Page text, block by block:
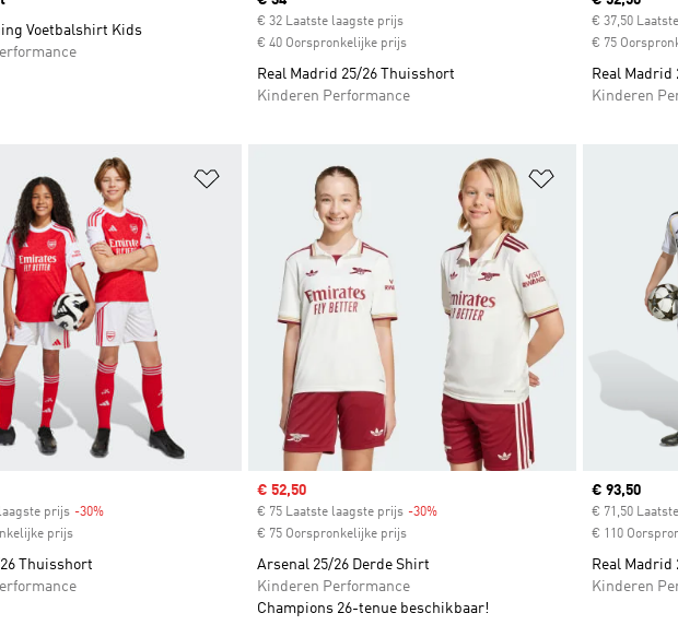
Voetbalshirt Kids
€ 32 Laatste laagste prijs
€ 40 Oorspronkelijke prijs
Real Madrid 25/26 Thuisshort
Kinderen Performance
€ 37,50
€ 75
Real
Kinderen
zetten Op verlanglijst zetten
prijs -30%Discount
prijs
Thuisshort
Op verlanglijst
Sale price
€ 52,50
€ 75 Laatste laagste prijs -30%
€ 75 Oorspronkelijke prijs
Arsenal 25/26 Derde Shirt
Kinderen Performance
Champions 26-tenue beschikbaar!
Current price
€ 93,50
€ 71,50
€ 110
Real Madrid
Kinderen